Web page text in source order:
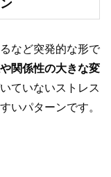
など突発的な形で
関係性の大きな変
ていないストレス
いパターンです。